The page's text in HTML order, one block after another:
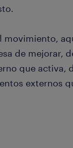
movimiento,
de mejorar,
que activa,
externos